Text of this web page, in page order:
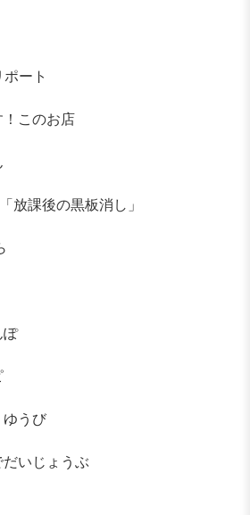
ート
！このお店
放課後の黒板消し」
ぽ
うび
いじょうぶ